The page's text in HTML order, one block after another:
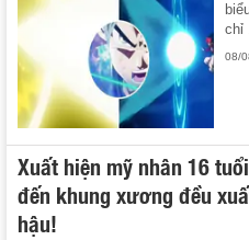
chỉ
08/
Xuất hiện mỹ nhân 16
đến khung xương đều
hậu!